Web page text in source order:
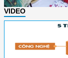
VIDEO